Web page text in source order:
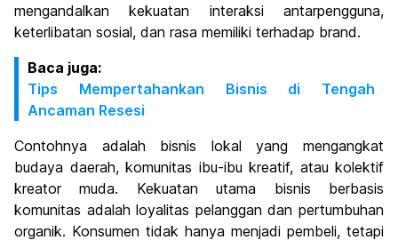
mengandalkan kekuatan interaksi antarpengguna,
keterlibatan sosial, dan rasa memiliki terhadap brand.
Baca juga:
Tips Mempertahankan Bisnis di Tengah
Ancaman Resesi
Contohnya adalah bisnis lokal yang mengangkat
budaya daerah, komunitas ibu-ibu kreatif, atau kolektif
kreator muda. Kekuatan utama bisnis berbasis
komunitas adalah loyalitas pelanggan dan pertumbuhan
organik. Konsumen tidak hanya menjadi pembeli, tetapi